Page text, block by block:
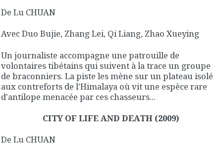
De Lu CHUAN
Avec Duo Bujie, Zhang Lei, Qi Liang, Zhao Xueying
Un journaliste accompagne une patrouille de
volontaires tibétains qui suivent à la trace un groupe
de braconniers. La piste les mène sur un plateau isolé
aux contreforts de l'Himalaya où vit une espèce rare
d'antilope menacée par ces chasseurs...
CITY OF LIFE AND DEATH (2009)
De Lu CHUAN